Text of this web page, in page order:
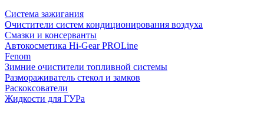
Система зажигания
Очистители систем кондиционирования воздуха
Смазки и консерванты
Автокосметика Hi-Gear PROLine
Fenom
Зимние очистители топливной системы
Размораживатель стекол и замков
Раскоксователи
Жидкости для ГУРа